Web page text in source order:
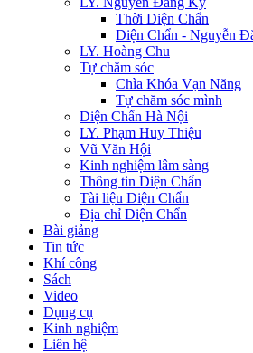
Thời Diện Chẩn
Diện Chẩn - Nguyễn
LY. Hoàng Chu
Tự chăm sóc
Chìa Khóa Vạn Năng
Tự chăm sóc mình
Diện Chẩn Hà Nội
LY. Phạm Huy Thiệu
Vũ Văn Hội
Kinh nghiệm lâm sàng
Thông tin Diện Chẩn
Tài liệu Diện Chẩn
Địa chỉ Diện Chẩn
Bài giảng
Tin tức
Khí công
Sách
Video
Dụng cụ
Kinh nghiệm
Liên hệ